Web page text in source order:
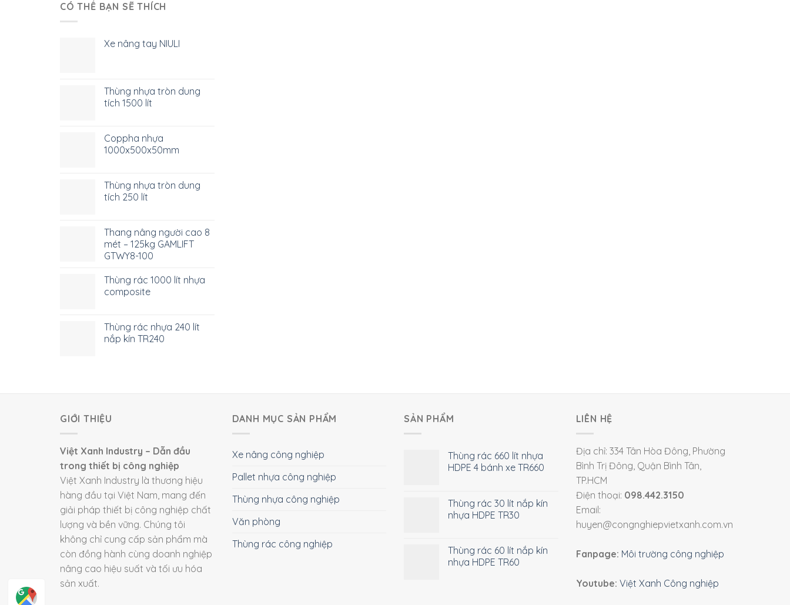
CÓ THỂ BẠN SẼ THÍCH
Xe nâng tay NIULI
Thùng nhựa tròn dung
tích 1500 lít
Coppha nhựa
1000x500x50mm
Thùng nhựa tròn dung
tích 250 lít
Thang nâng người cao 8
mét – 125kg GAMLIFT
GTWY8-100
Thùng rác 1000 lít nhựa
composite
Thùng rác nhựa 240 lít
nắp kín TR240
GIỚI THIỆU
Việt Xanh Industry – Dẫn đầu
trong thiết bị công nghiệp
Việt Xanh Industry là thương hiệu
hàng đầu tại Việt Nam, mang đến
giải pháp thiết bị công nghiệp chất
lượng và bền vững. Chúng tôi
không chỉ cung cấp sản phẩm mà
còn đồng hành cùng doanh nghiệp
nâng cao hiệu suất và tối ưu hóa
sản xuất.
DANH MỤC SẢN PHẨM
Xe nâng công nghiệp
Pallet nhựa công nghiệp
Thùng nhựa công nghiệp
Văn phòng
Thùng rác công nghiệp
SẢN PHẨM
Thùng rác 660 lít nhựa
HDPE 4 bánh xe TR660
Thùng rác 30 lít nắp kín
nhựa HDPE TR30
Thùng rác 60 lít nắp kín
nhựa HDPE TR60
LIÊN HỆ
Địa chỉ: 334 Tân Hòa Đông, Phường
Bình Trị Đông, Quận Bình Tân,
TP.HCM
Điện thoại: 098.442.3150
Email:
huyen@congnghiepvietxanh.com.vn
Fanpage: Môi trường công nghiệp
Youtube: Việt Xanh Công nghiệp